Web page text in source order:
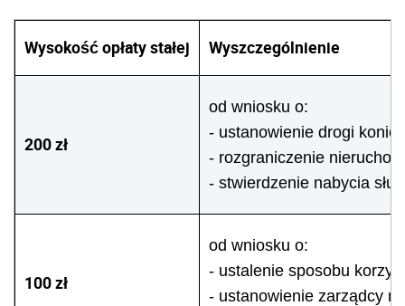
Wysokość opłaty stałej Wyszczególnienie
200 zł
od wniosku o:
- ustanowienie drogi
- rozgraniczenie
- stwierdzenie nabycia
100 zł
od wniosku o:
- ustalenie sposobu
- ustanowienie zarządcy